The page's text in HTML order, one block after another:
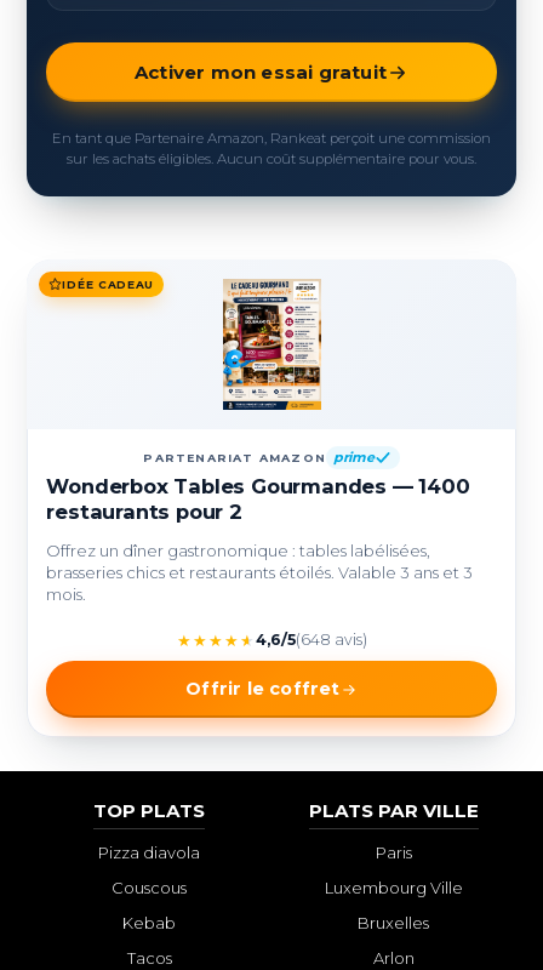
Activer mon essai gratuit
En tant que Partenaire Amazon, Rankeat perçoit une commission
sur les achats éligibles. Aucun coût supplémentaire pour vous.
IDÉE CADEAU
PARTENARIAT AMAZON prime
Wonderbox Tables Gourmandes — 1400
restaurants pour 2
Offrez un dîner gastronomique : tables labélisées,
brasseries chics et restaurants étoilés. Valable 3 ans et 3
mois.
★★★★★ 4,6/5(648 avis)
Offrir le coffret
TOP PLATS
Pizza diavola
Couscous
Kebab
Tacos
PLATS PAR VILLE
Paris
Luxembourg Ville
Bruxelles
Arlon